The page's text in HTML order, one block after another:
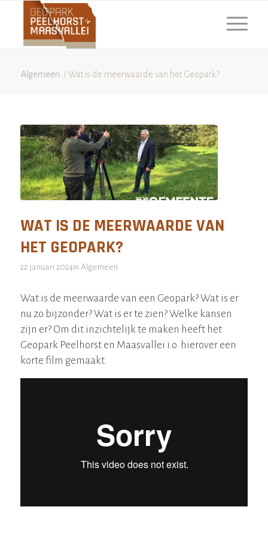
Algemeen / Wat is de meerwaarde van het Geopark?
WAT IS DE MEERWAARDE VAN
HET GEOPARK?
22 januari 2024in Algemeen
Wat is de meerwaarde van een Geopark? Wat is er
nu zo bijzonder? Wat is er te zien? Welke kansen
zijn er? Om dit inzichtelijk te maken heeft het
Geopark Peelhorst en Maasvallei i.o. hierover een
korte film gemaakt.